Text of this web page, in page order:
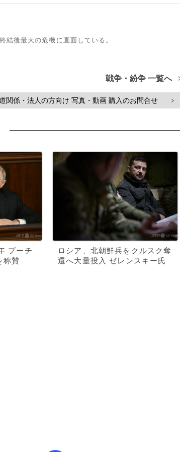
結後最大の危機に直面している。
戦争・紛争 一覧へ
関係・法人の方向け 写真・動画 購入のお問合せ >
プーチ
称賛
ロシア、北朝鮮兵をクルスク奪
還へ大量投入 ゼレンスキー氏